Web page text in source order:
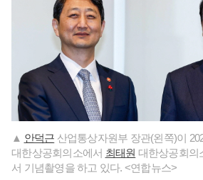
▲ 안덕근 산업통상자원부 장관(왼쪽)이
대한상공회의소에서 최태원 대한상공회의
서 기념촬영을 하고 있다. <연합뉴스>